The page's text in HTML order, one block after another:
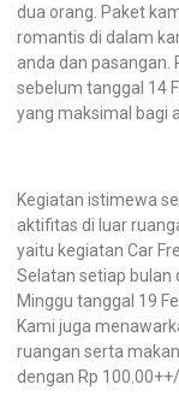
dua orang. Paket
romantis di dalam
anda dan pasangan.
sebelum tanggal 14
yang maksimal bagi
Kegiatan istimewa
aktifitas di luar
yaitu kegiatan Car
Selatan setiap bulan
Minggu tanggal 19
Kami juga
ruangan serta
dengan Rp